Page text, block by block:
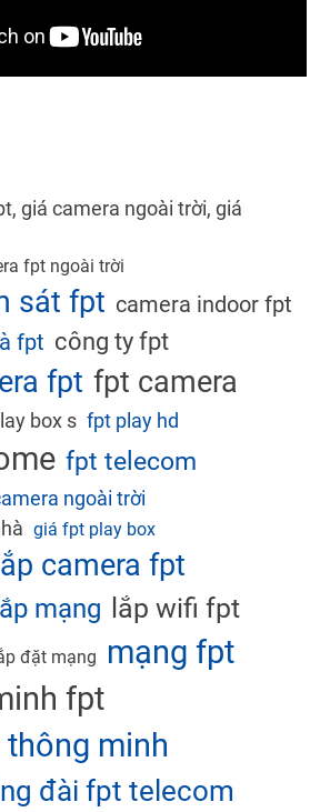
giá camera ngoài trời, giá
fpt ngoài trời
sát fpt camera indoor fpt
fpt công ty fpt
fpt fpt camera
box s fpt play hd
fpt telecom
ngoài trời
giá fpt play box
lắp camera fpt
lắp mạng lắp wifi fpt
đặt mạng mạng fpt
fpt
minh
đài fpt telecom